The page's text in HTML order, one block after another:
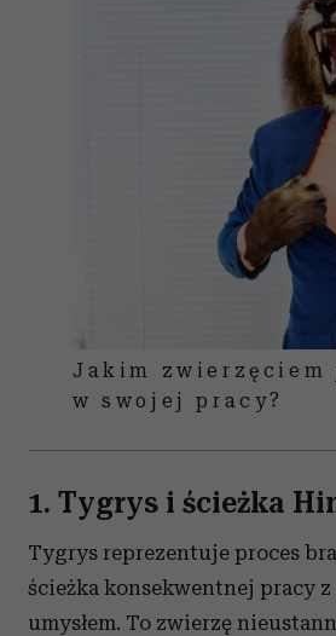
Jakim zwierzęciem
w swojej pracy?
1. Tygrys i ścieżka
Tygrys reprezentuje proces
ścieżka konsekwentnej pracy z
umysłem. To zwierzę